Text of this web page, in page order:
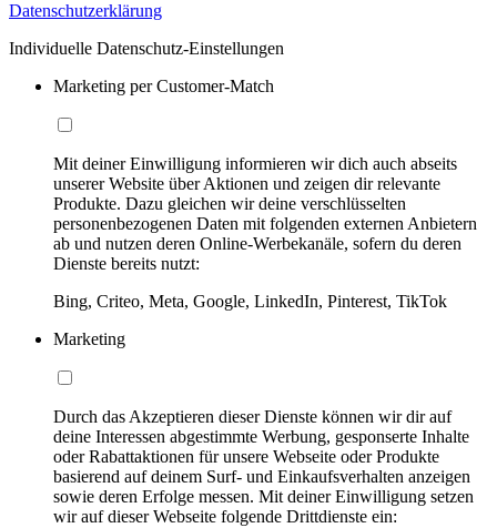
Datenschutzerklärung
Individuelle Datenschutz-Einstellungen
Marketing per Customer-Match
Mit deiner Einwilligung informieren wir dich auch abseits
unserer Website über Aktionen und zeigen dir relevante
Produkte. Dazu gleichen wir deine verschlüsselten
personenbezogenen Daten mit folgenden externen Anbietern
ab und nutzen deren Online-Werbekanäle, sofern du deren
Dienste bereits nutzt:
Bing, Criteo, Meta, Google, LinkedIn, Pinterest, TikTok
Marketing
Durch das Akzeptieren dieser Dienste können wir dir auf
deine Interessen abgestimmte Werbung, gesponserte Inhalte
oder Rabattaktionen für unsere Webseite oder Produkte
basierend auf deinem Surf- und Einkaufsverhalten anzeigen
sowie deren Erfolge messen. Mit deiner Einwilligung setzen
wir auf dieser Webseite folgende Drittdienste ein: